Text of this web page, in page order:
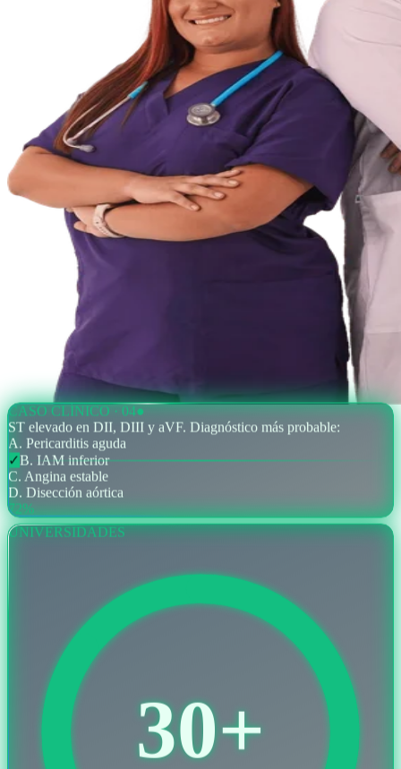
CASO CLÍNICO · 04●
ST elevado en DII, DIII y aVF. Diagnóstico más probable:
A
Pericarditis aguda
✓B IAM inferior
C Angina estable
D Disección aórtica
72%
UNIVERSIDADES
30+